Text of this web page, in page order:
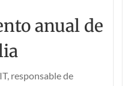
anual de
responsable de